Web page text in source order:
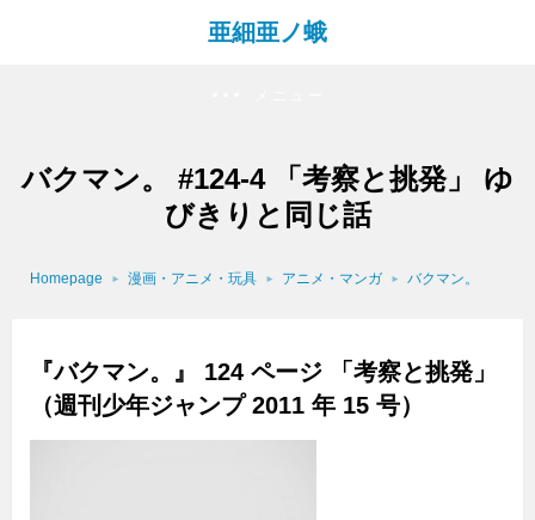
亜細亜ノ蛾
バクマン。 #124-4 「考察と挑発」 ゆ
びきりと同じ話
Homepage 漫画・アニメ・玩具 アニメ・マンガ バクマン。
『バクマン。』 124 ページ 「考察と挑発」
（週刊少年ジャンプ 2011 年 15 号）